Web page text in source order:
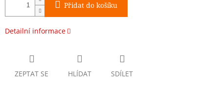
Přidat do košíku
Detailní informace
ZEPTAT SE HLÍDAT SDÍLET